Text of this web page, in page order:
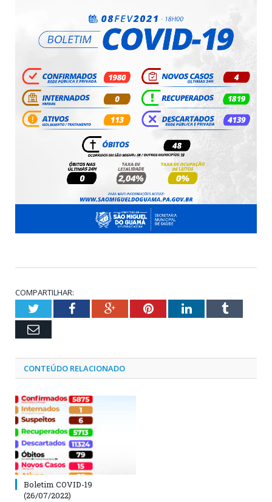
COMPARTILHAR:
TwitterFacebookGoogle+PinterestLinkedInTumblr
Email
CONTEÚDO RELACIONADO
Boletim COVID-19
(26/07/2022)